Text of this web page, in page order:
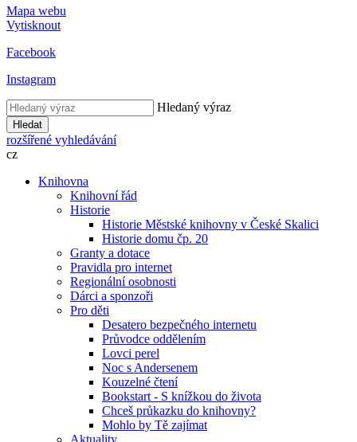
Mapa webu
Vytisknout
Facebook
Instagram
Hledaný výraz
Hledat
rozšířené vyhledávání
cz
Knihovna
Knihovní řád
Historie
Historie Městské knihovny v České Skalici
Historie domu čp. 20
Granty a dotace
Pravidla pro internet
Regionální osobnosti
Dárci a sponzoři
Pro děti
Desatero bezpečného internetu
Průvodce oddělením
Lovci perel
Noc s Andersenem
Kouzelné čtení
Bookstart - S knížkou do života
Chceš průkazku do knihovny?
Mohlo by Tě zajímat
Aktuality